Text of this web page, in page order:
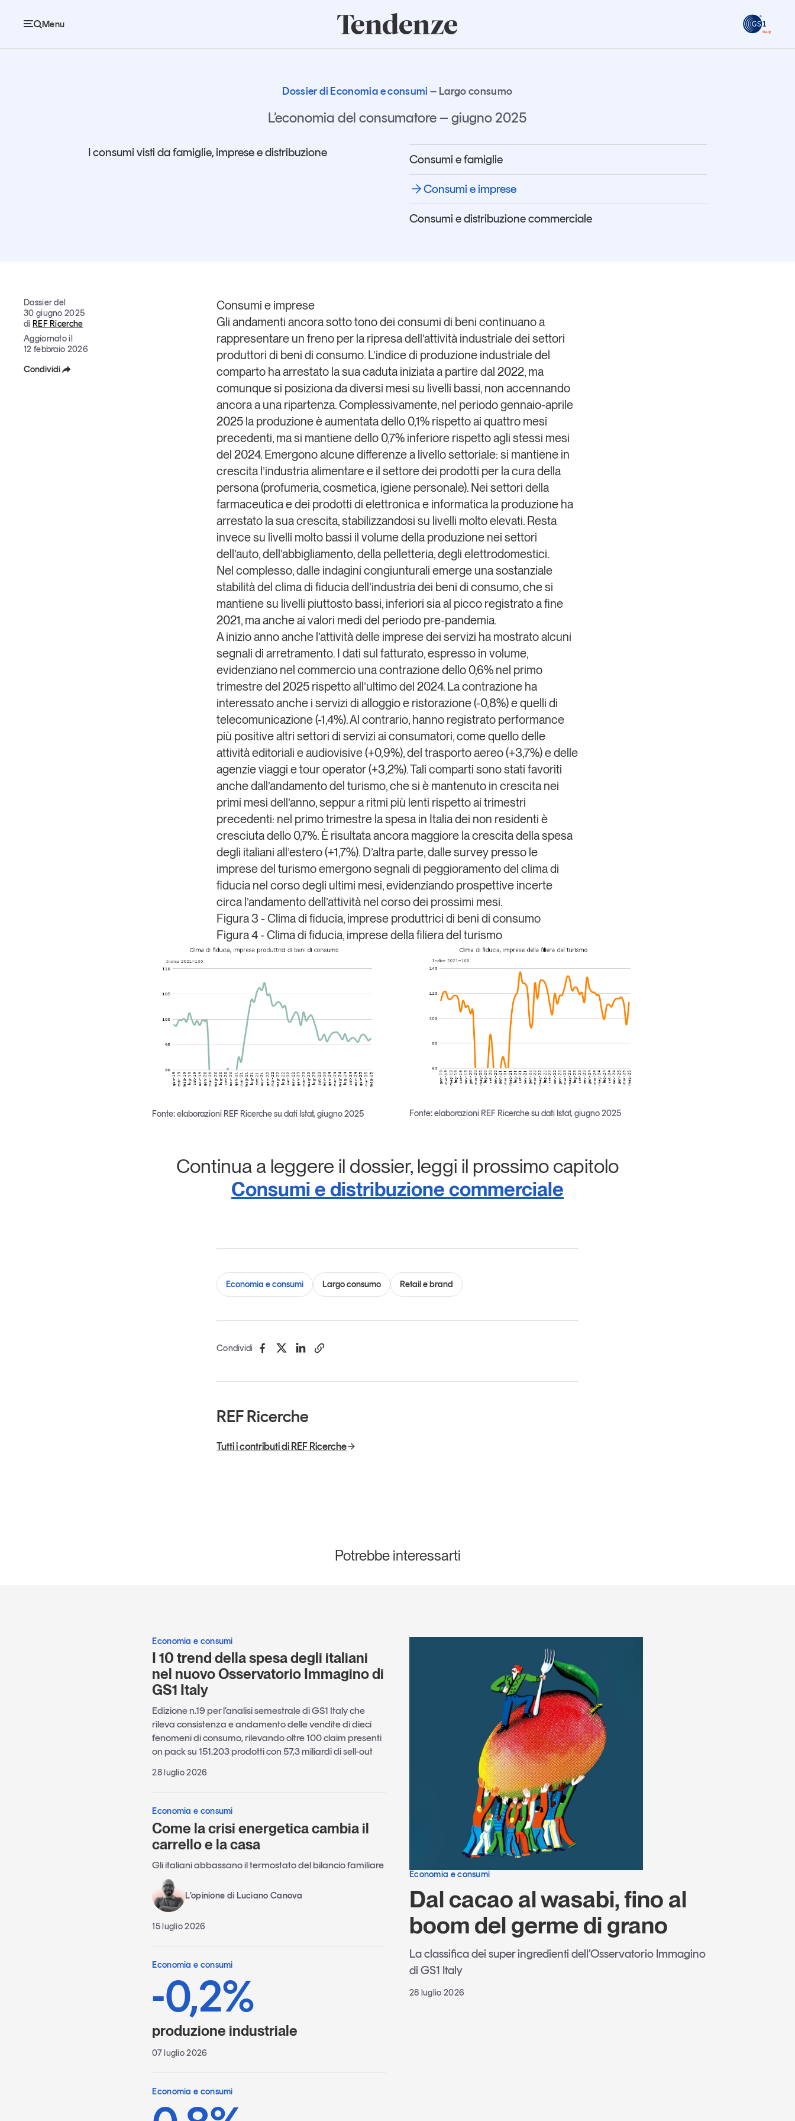
Menu
GS1
Economia e consumi
Magazine
Opinioni
Il Numero
Comunicati stampa
Studi e ricerche
ricerche
Chi siamo
Newsletter
Contatti
Tendenze è il magazine di GS1 Italy che racconta in modo
indipendente il cambiamento e le sfide del largo consumo e
dell’economia a professionisti e consumatori
Tendenze GS1 Italy
Dossier di Economia e consumi Largo consumo
L’economia del consumatore – giugno 2025
I consumi visti da famiglie, imprese e distribuzione Consumi e famiglie
Consumi e imprese
Consumi e distribuzione commerciale
Dossier del
30 giugno 2025
di REF Ricerche
Aggiornato il
12 febbraio 2026
Condividi
Consumi e imprese
Gli andamenti ancora sotto tono dei consumi di beni continuano a
rappresentare un freno per la ripresa dell’attività industriale dei settori
produttori di beni di consumo. L’indice di produzione industriale del
comparto ha arrestato la sua caduta iniziata a partire dal 2022, ma
comunque si posiziona da diversi mesi su livelli bassi, non accennando
ancora a una ripartenza. Complessivamente, nel periodo gennaio-aprile
2025 la produzione è aumentata dello 0,1% rispetto ai quattro mesi
precedenti, ma si mantiene dello 0,7% inferiore rispetto agli stessi mesi
del 2024. Emergono alcune differenze a livello settoriale: si mantiene in
crescita l’industria alimentare e il settore dei prodotti per la cura della
persona (profumeria, cosmetica, igiene personale). Nei settori della
farmaceutica e dei prodotti di elettronica e informatica la produzione ha
arrestato la sua crescita, stabilizzandosi su livelli molto elevati. Resta
invece su livelli molto bassi il volume della produzione nei settori
dell’auto, dell’abbigliamento, della pelletteria, degli elettrodomestici.
Nel complesso, dalle indagini congiunturali emerge una sostanziale
stabilità del clima di fiducia dell’industria dei beni di consumo, che si
mantiene su livelli piuttosto bassi, inferiori sia al picco registrato a fine
2021, ma anche ai valori medi del periodo pre-pandemia.
A inizio anno anche l’attività delle imprese dei servizi ha mostrato alcuni
segnali di arretramento. I dati sul fatturato, espresso in volume,
evidenziano nel commercio una contrazione dello 0,6% nel primo
trimestre del 2025 rispetto all’ultimo del 2024. La contrazione ha
interessato anche i servizi di alloggio e ristorazione (-0,8%) e quelli di
telecomunicazione (-1,4%). Al contrario, hanno registrato performance
più positive altri settori di servizi ai consumatori, come quello delle
attività editoriali e audiovisive (+0,9%), del trasporto aereo (+3,7%) e delle
agenzie viaggi e tour operator (+3,2%). Tali comparti sono stati favoriti
anche dall’andamento del turismo, che si è mantenuto in crescita nei
primi mesi dell’anno, seppur a ritmi più lenti rispetto ai trimestri
precedenti: nel primo trimestre la spesa in Italia dei non residenti è
cresciuta dello 0,7%. È risultata ancora maggiore la crescita della spesa
degli italiani all’estero (+1,7%). D’altra parte, dalle survey presso le
imprese del turismo emergono segnali di peggioramento del clima di
fiducia nel corso degli ultimi mesi, evidenziando prospettive incerte
circa l’andamento dell’attività nel corso dei prossimi mesi.
Figura 3 - Clima di fiducia, imprese produttrici di beni di consumo
Figura 4 - Clima di fiducia, imprese della filiera del turismo
Fonte: elaborazioni REF Ricerche su dati Istat, giugno 2025 Fonte: elaborazioni REF Ricerche su dati Istat, giugno 2025
Continua a leggere il dossier, leggi il prossimo capitolo
Consumi e distribuzione commerciale
Economia e consumi Largo consumo Retail e brand
Condividi
REF Ricerche
Tutti i contributi di REF Ricerche
Potrebbe interessarti
Economia e consumi
Dal cacao al wasabi, fino al
boom del germe di grano
La classifica dei super ingredienti dell’Osservatorio Immagino
di GS1 Italy
28 luglio 2026
Economia e consumi
I 10 trend della spesa degli italiani
nel nuovo Osservatorio Immagino di
GS1 Italy
Edizione n.19 per l’analisi semestrale di GS1 Italy che
rileva consistenza e andamento delle vendite di dieci
fenomeni di consumo, rilevando oltre 100 claim presenti
on pack su 151.203 prodotti con 57,3 miliardi di sell-out
28 luglio 2026
Economia e consumi
Come la crisi energetica cambia il
carrello e la casa
Gli italiani abbassano il termostato del bilancio familiare
L’opinione di Luciano Canova
15 luglio 2026
Economia e consumi
-0,2%
produzione industriale
07 luglio 2026
Economia e consumi